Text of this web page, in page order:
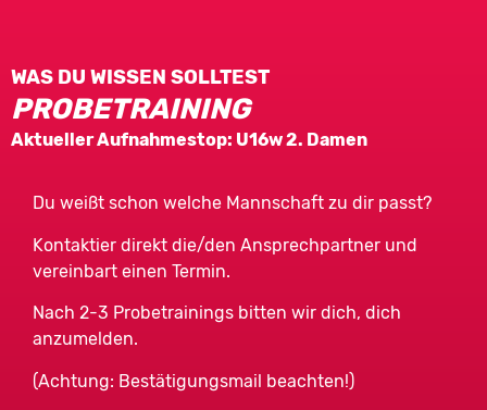
WAS DU WISSEN SOLLTEST
PROBETRAINING
Aktueller Aufnahmestop: U16w 2. Damen
Du weißt schon welche Mannschaft zu dir passt?
Kontaktier direkt die/den Ansprechpartner und
vereinbart einen Termin.
Nach 2-3 Probetrainings bitten wir dich, dich
anzumelden.
(Achtung: Bestätigungsmail beachten!)